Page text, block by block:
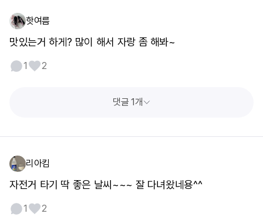
핫여름
맛있는거 하게? 많이 해서 자랑 좀 해봐~
1 2
댓글 1개
리아킴
자전거 타기 딱 좋은 날씨~~~ 잘 다녀왔네용^^
1 2